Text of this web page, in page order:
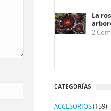
La
2
CATEGORÍAS
ACCESORIOS(159)